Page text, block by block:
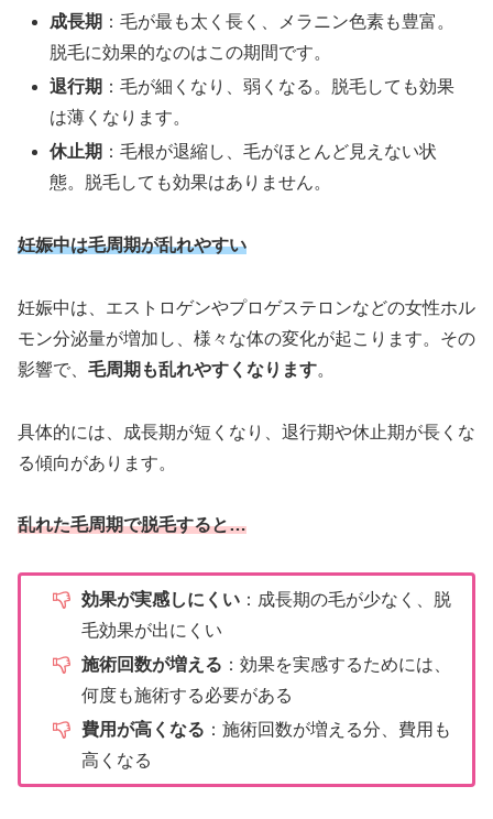
成長期 ：毛が最も太く長く、メラニン色素も豊富。
脱毛に効果的なのはこの期間です。
退行期 ：毛が細くなり、弱くなる。脱毛しても効果
は薄くなります。
休止期 ：毛根が退縮し、毛がほとんど見えない状
態。脱毛しても効果はありません。
妊娠中は毛周期が乱れやすい
妊娠中は、エストロゲンやプロゲステロンなどの女性ホル
モン分泌量が増加し、様々な体の変化が起こります。その
影響で、 毛周期も乱れやすくなります。
具体的には、成長期が短くなり、退行期や休止期が長くな
る傾向があります。
乱れた毛周期で脱毛すると…
効果が実感しにくい：成長期の毛が少なく、脱
毛効果が出にくい
施術回数が増える ：効果を実感するためには、
何度も施術する必要がある
費用が高くなる ：施術回数が増える分、費用も
高くなる